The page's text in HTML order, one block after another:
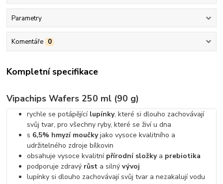
Parametry
Komentáře 0
Kompletní specifikace
Vipachips Wafers 250 ml (90 g)
rychle se potápějící lupínky, které si dlouho zachovávají
svůj tvar, pro všechny ryby, které se živí u dna
s 6,5% hmyzí moučkyjako vysoce kvalitního a
udržitelného zdroje bílkovin
obsahuje vysoce kvalitní přírodní složkya prebiotika
podporuje zdravý růst a silnývývoj
lupínky si dlouho zachovávají svůj tvar a nezakalují vodu